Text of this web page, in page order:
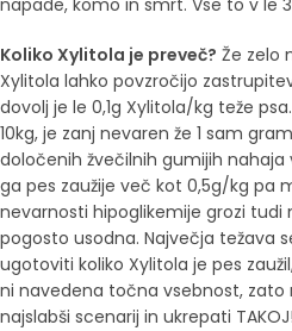
napade, komo in smrt. Vse to v le
Koliko Xylitola je preveč? Že zelo
Xylitola lahko povzročijo
dovolj je le 0,1g Xylitola/kg teže
10kg, je zanj nevaren že 1 sam
določenih žvečilnih gumijih
ga pes zaužije več kot 0,5g/kg pa
nevarnosti hipoglikemije grozi tudi
pogosto usodna. Največja težava
ugotoviti koliko Xylitola je pes
ni navedena točna vsebnost,
najslabši scenarij in ukrepati TAKOJ!